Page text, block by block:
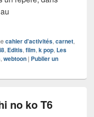
K-Journal
cahier d'activités, carnet,
, Editis, film, k pop, Les
, webtoon | Publier un
no ko T6